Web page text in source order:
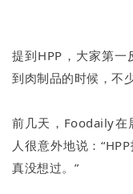
提到HPP，大家第
到肉制品的时候，不
前几天，Foodaily在
人很意外地说：
真没想过。”